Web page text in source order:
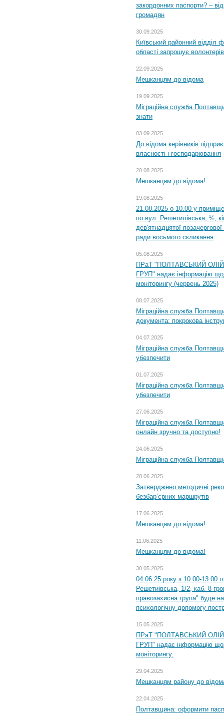
закордонних паспорти? –
громадян
30.09.2025
Київський районний відділ
області запрошує
22.09.2025
Мешканцям до відома
19.09.2025
Міграційна служба
знати
03.09.2025
До відома керівників
власності і господарювання
20.08.2025
Мешканцям до відома!
19.08.2025
21.08.2025 о 10.00 у
по вул. Решетилівська, ½,
дев'ятнадцятої
ради восьмого скликання
05.08.2025
ПРаТ "ПОЛТАВСЬКИЙ
ГРУП" надає інформацію
моніторингу (червень 2025)
08.07.2025
Міграційна служба
документа: покрокова
04.07.2025
Міграційна служба
убезпечити
01.07.2025
Міграційна служба
убезпечити
27.06.2025
Міграційна служба
онлайн зручно та доступно!
24.06.2025
Міграційна служба
20.06.2025
Затверджено методичні
безбар’єрних маршрутів
17.06.2025
Мешканцям до відома!
11.06.2025
Мешканцям до відома!
30.05.2025
04.06.25 року з 10:00-13:00
Решетиівська, 1/2, каб. 8
правозахисна група" буде
психологічну допомогу
15.05.2025
ПРаТ "ПОЛТАВСЬКИЙ
ГРУП" надає інформацію
моніторингу.
29.04.2025
Мешканцям району до
22.04.2025
Полтавщина: оформити